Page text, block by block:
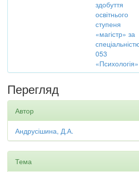
здобуття
освітнього
ступеня
«магістр» за
053
«Психологія»
Перегляд
Автор
Андрусішина, Д.А.
Тема